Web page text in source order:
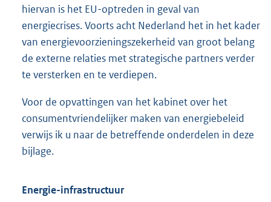
hiervan is het EU-optreden in geval van
energiecrises. Voorts acht Nederland het in het kader
van energievoorzieningszekerheid van groot belang
de externe relaties met strategische partners verder
te versterken en te verdiepen.
Voor de opvattingen van het kabinet over het
consumentvriendelijker maken van energiebeleid
verwijs ik u naar de betreffende onderdelen in deze
bijlage.
Energie-infrastructuur